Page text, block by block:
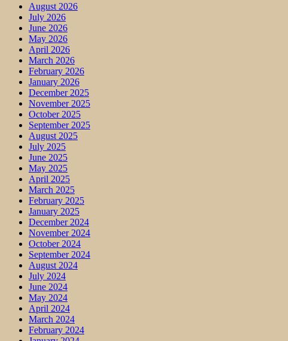
August 2026
July 2026
June 2026
May 2026
April 2026
March 2026
February 2026
January 2026
December 2025
November 2025
October 2025
September 2025
August 2025
July 2025
June 2025
May 2025
April 2025
March 2025
February 2025
January 2025
December 2024
November 2024
October 2024
September 2024
August 2024
July 2024
June 2024
May 2024
April 2024
March 2024
February 2024